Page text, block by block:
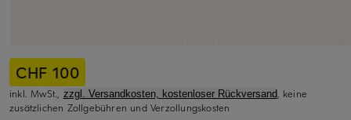
CHF 100
inkl. MwSt., zzgl. Versandkosten, kostenloser Rückversand, keine
zusätzlichen Zollgebühren und Verzollungskosten